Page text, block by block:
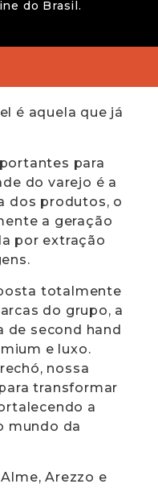
do Brasil.
é aquela que já
para
do varejo é a
dos produtos, o
a geração
por extração
totalmente
do grupo, a
de second hand
e luxo.
nossa
transformar
a
mundo da
Arezzo e